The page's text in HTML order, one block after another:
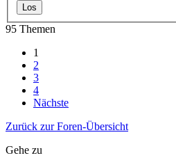
95 Themen
1
2
3
4
Nächste
Zurück zur Foren-Übersicht
Gehe zu